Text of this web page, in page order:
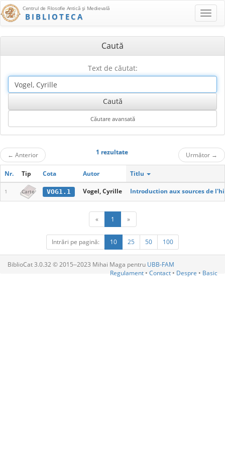
Centrul de Filosofie Antică şi Medievală
BIBLIOTECA
Caută
Text de căutat:
← Anterior 1 rezultate Următor →
Nr. Tip Cota Autor Titlu
1 Carte VOG1.1 Vogel, Cyrille Introduction aux sources de
« 1 »
Intrări pe pagină: 10 25 50 100
BiblioCat 3.0.32 © 2015‒2023 Mihai Maga pentru UBB-FAM
Regulament • Contact • Despre • Basic